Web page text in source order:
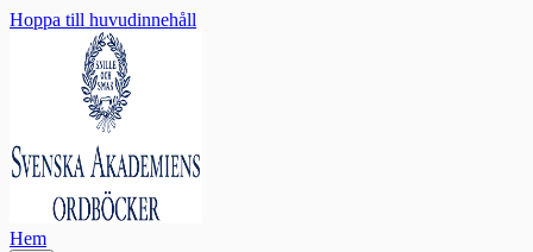
Hoppa till huvudinnehåll
Hem